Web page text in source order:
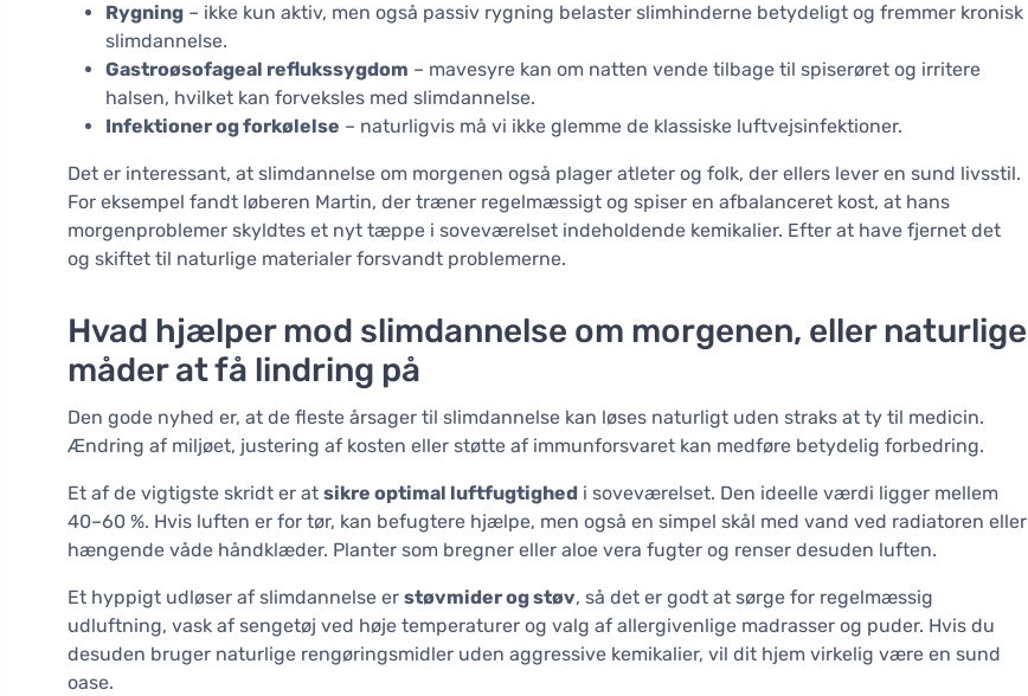
Rygning – ikke kun aktiv, men også passiv rygning belaster slimhinderne betydeligt og fremmer kronisk
slimdannelse.
Gastroøsofageal reflukssygdom – mavesyre kan om natten vende tilbage til spiserøret og irritere
halsen, hvilket kan forveksles med slimdannelse.
Infektioner og forkølelse – naturligvis må vi ikke glemme de klassiske luftvejsinfektioner.
Det er interessant, at slimdannelse om morgenen også plager atleter og folk, der ellers lever en sund livsstil.
For eksempel fandt løberen Martin, der træner regelmæssigt og spiser en afbalanceret kost, at hans
morgenproblemer skyldtes et nyt tæppe i soveværelset indeholdende kemikalier. Efter at have fjernet det
og skiftet til naturlige materialer forsvandt problemerne.
Hvad hjælper mod slimdannelse om morgenen, eller naturlige
måder at få lindring på
Den gode nyhed er, at de fleste årsager til slimdannelse kan løses naturligt uden straks at ty til medicin.
Ændring af miljøet, justering af kosten eller støtte af immunforsvaret kan medføre betydelig forbedring.
Et af de vigtigste skridt er at sikre optimal luftfugtighed i soveværelset. Den ideelle værdi ligger mellem
40–60 %. Hvis luften er for tør, kan befugtere hjælpe, men også en simpel skål med vand ved radiatoren eller
hængende våde håndklæder. Planter som bregner eller aloe vera fugter og renser desuden luften.
Et hyppigt udløser af slimdannelse er støvmider og støv, så det er godt at sørge for regelmæssig
udluftning, vask af sengetøj ved høje temperaturer og valg af allergivenlige madrasser og puder. Hvis du
desuden bruger naturlige rengøringsmidler uden aggressive kemikalier, vil dit hjem virkelig være en sund
oase.